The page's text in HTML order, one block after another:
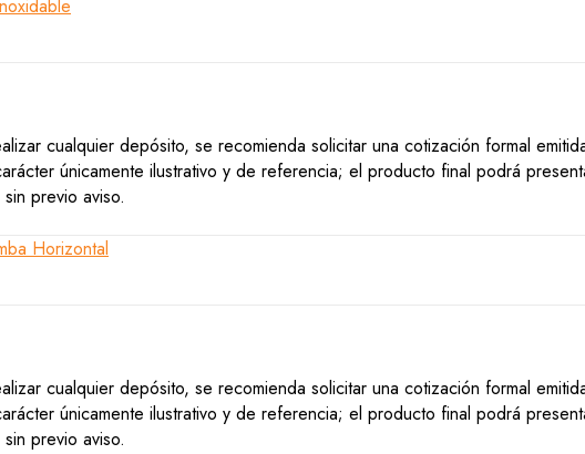
cualquier depósito, se recomienda solicitar una cotización formal
únicamente ilustrativo y de referencia; el producto final podrá
previo aviso.
cualquier depósito, se recomienda solicitar una cotización formal
únicamente ilustrativo y de referencia; el producto final podrá
previo aviso.